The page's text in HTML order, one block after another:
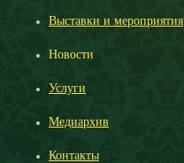
Выставки и мероприятия
Новости
Услуги
Медиархив
Контакты